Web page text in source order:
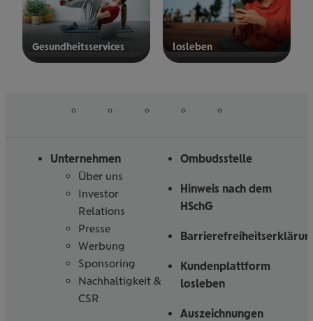
Gesund­heits­ser­vices los­le­ben
Unternehmen
Über uns
Investor
Relations
Presse
Werbung
Sponsoring
Nachhaltigkeit &
CSR
Ombudsstelle
Hinweis nach dem
HSchG
Kundenplattform
losleben
Auszeichnungen
uns